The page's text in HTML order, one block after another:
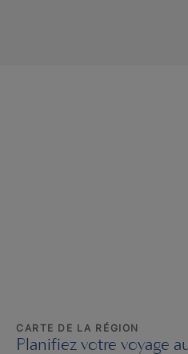
CARTE DE LA RÉGION
Planifiez votre voyage